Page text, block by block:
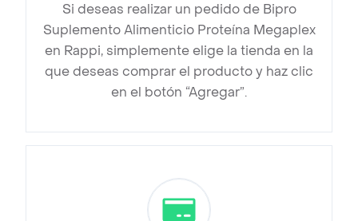
Si deseas realizar un pedido de Bipro
Suplemento Alimenticio Proteína Megaplex
en Rappi, simplemente elige la tienda en la
que deseas comprar el producto y haz clic
en el botón “Agregar”.